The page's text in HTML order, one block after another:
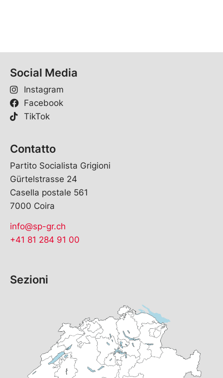
Social Media
Instagram
Facebook
TikTok
Contatto
Partito Socialista Grigioni
Gürtelstrasse 24
Casella postale 561
7000 Coira
info@sp-gr.ch
+41 81 284 91 00
Sezioni